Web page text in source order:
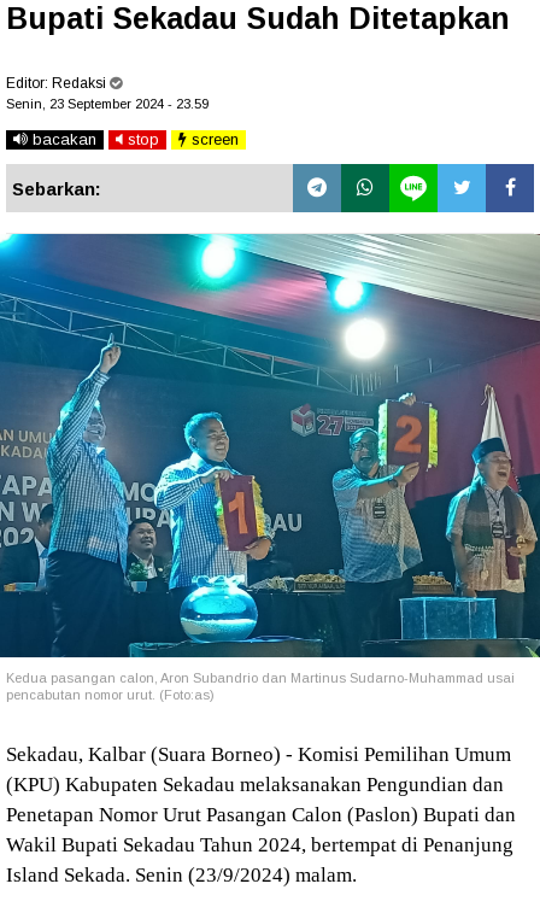
Bupati Sekadau Sudah Ditetapkan
Editor: Redaksi
Senin, 23 September 2024 - 23.59
bacakan stop screen
Sebarkan:
Kedua pasangan calon, Aron Subandrio dan Martinus Sudarno-Muhammad usai
pencabutan nomor urut. (Foto:as)
Sekadau, Kalbar (Suara Borneo) - Komisi Pemilihan Umum
(KPU) Kabupaten Sekadau melaksanakan Pengundian dan
Penetapan Nomor Urut Pasangan Calon (Paslon) Bupati dan
Wakil Bupati Sekadau Tahun 2024, bertempat di Penanjung
Island Sekada. Senin (23/9/2024) malam.